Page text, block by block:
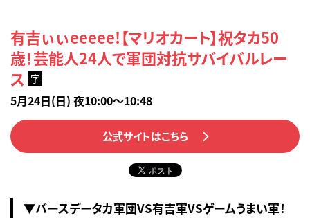
有吉ぃぃeeeee!【マリオカート】祝タカ50
歳！芸能人24人で軍団対抗サバイバルレー
ス 字
5月24日(日) 夜10:00～10:48
公式サイトはこちら
▼バースデータカ軍団VS有吉軍VSゲームうまい軍！